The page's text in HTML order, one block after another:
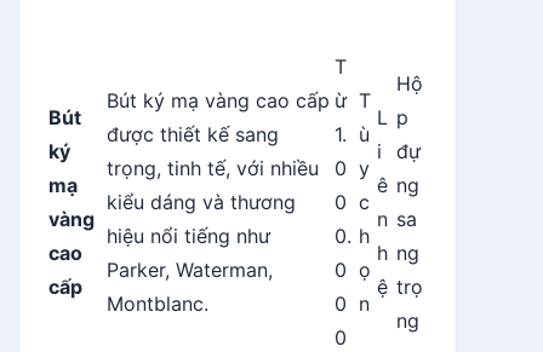
Bút
ký
mạ
vàng
cao
cấp
Bút ký mạ vàng cao cấp
được thiết kế sang
trọng, tinh tế, với nhiều
kiểu dáng và thương
hiệu nổi tiếng như
Parker, Waterman,
Montblanc.
T
ừ
1.
0
0
0.
0
0
0
T
ù
y
c
h
ọ
n
L
i
ê
n
h
ệ
Hộ
p
đự
ng
sa
ng
trọ
ng